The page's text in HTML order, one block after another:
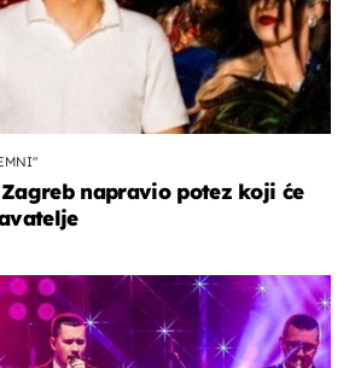
napravio potez koji će